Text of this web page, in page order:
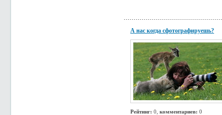
А нас когда сфотографируешь?
Рейтинг: 0, комментариев: 0